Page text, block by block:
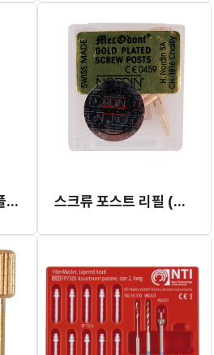
스크류 포스트 골드 플라티드 드릴 (종합) 스크류 포스트 리필 (품절)